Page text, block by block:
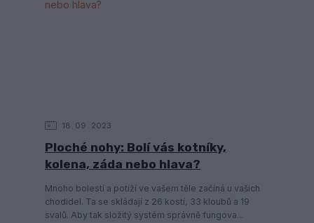
18 09 2023
Ploché nohy: Bolí vás kotníky,
kolena, záda nebo hlava?
Mnoho bolestí a potíží ve vašem těle začíná u vašich
chodidel. Ta se skládají z 26 kostí, 33 kloubů a 19
svalů. Aby tak složitý systém správně fungova...